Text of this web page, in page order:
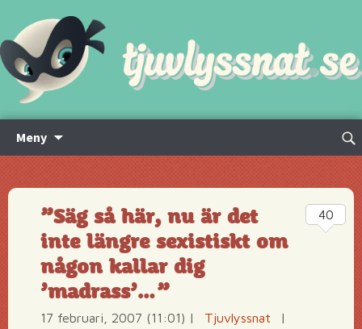
Meny
innehåll
Sök
”Säg så här, nu är det
inte längre sexistiskt om
någon kallar dig
’madrass’…”
17 februari, 2007 (11:01) | Tjuvlyssnat
|
40